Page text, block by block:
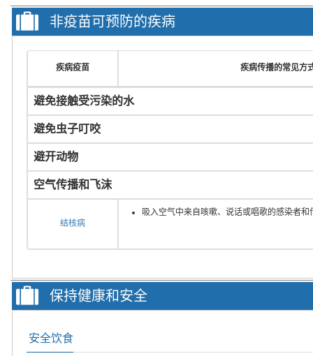
非疫苗可预防的疾病
疾病疫苗 疾病传播的常见方
避免接触受污染的水
避免虫子叮咬
避开动物
空气传播和飞沫
结核病
吸入空气中来自咳嗽、说话或唱歌的感染者
保持健康和安全
安全饮食